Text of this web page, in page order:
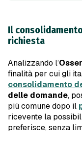
Il
richiesta
Analizzando l’
finalità per cui gli
consolidamento
delle domande,
più comune dopo il
ricevente la
preferisce, senza